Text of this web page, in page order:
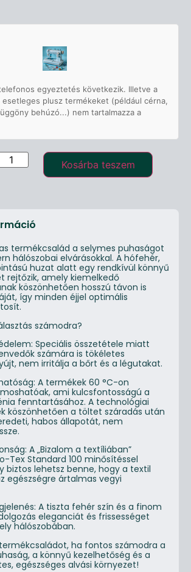
egyeztetés következik. Illetve a
esetleges plusz termékeket (például cérna,
behúzó...) nem tartalmazza a
Kosárba teszem
termékcsalád a selymes puhaságot
hálószobai elvárásokkal. A hófehér,
huzat alatt egy rendkívül könnyű
rejtőzik, amely kiemelkedő
köszönhetően hosszú távon is
így minden éjjel optimális
számodra?
Speciális összetétele miatt
számára is tökéletes
nem irritálja a bőrt és a légutakat.
A termékek 60 °C-on
ami kulcsfontosságú a
fenntartásához. A technológiai
köszönhetően a töltet száradás után
habos állapotát, nem
A „Bizalom a textíliában”
Tex Standard 100 minősítéssel
biztos lehetsz benne, hogy a textil
egészségre ártalmas vegyi
A tiszta fehér szín és a finom
eleganciát és frissességet
hálószobában.
ha fontos számodra a
a könnyű kezelhetőség és a
egészséges alvási környezet!